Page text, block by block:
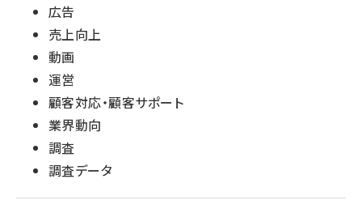
広告
売上向上
動画
運営
顧客対応・顧客サポート
業界動向
調査
調査データ